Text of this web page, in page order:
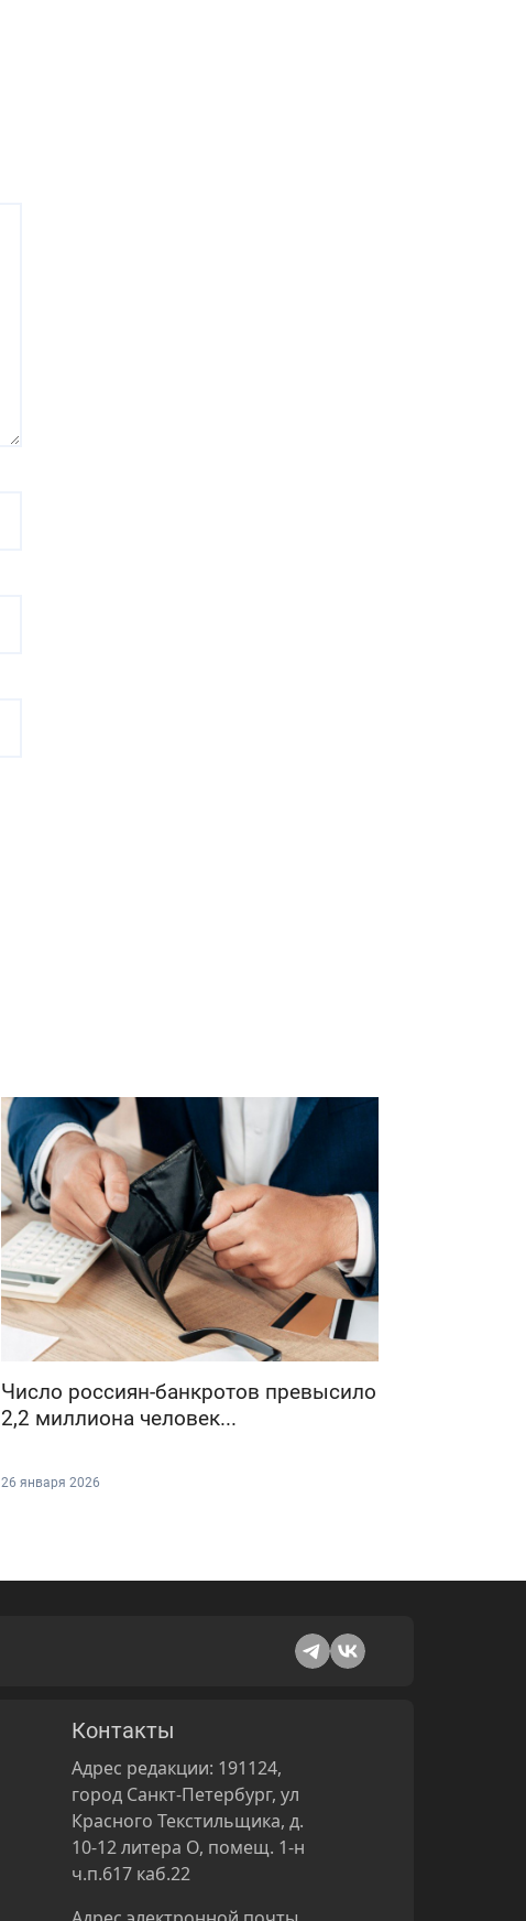
Число россиян-банкротов превысило
2,2 миллиона человек...
26 января 2026
Контакты
Адрес редакции: 191124,
город Санкт-Петербург, ул
Красного Текстильщика, д.
10-12 литера О, помещ. 1-н
ч.п.617 каб.22